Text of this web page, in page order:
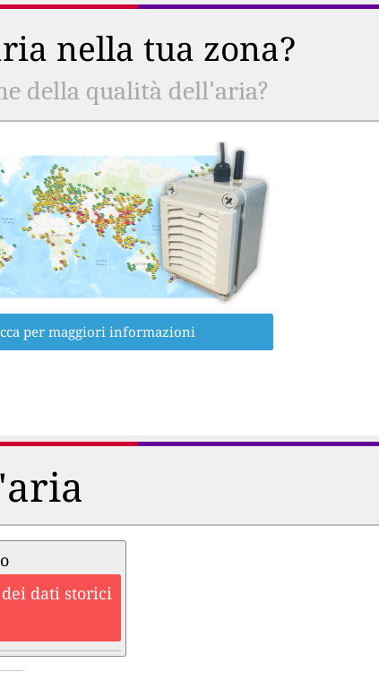
nella tua zona?
della qualità dell'aria?
per maggiori informazioni
dei dati storici